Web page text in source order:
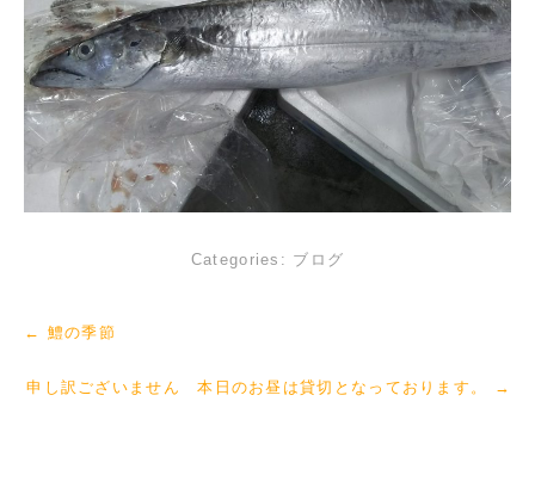
Categories: ブログ
← 鱧の季節
申し訳ございません 本日のお昼は貸切となっております。 →